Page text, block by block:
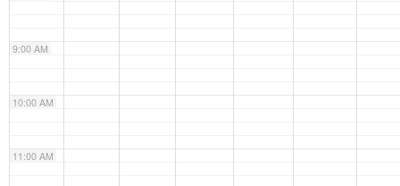
9:00 AM
10:00 AM
11:00 AM